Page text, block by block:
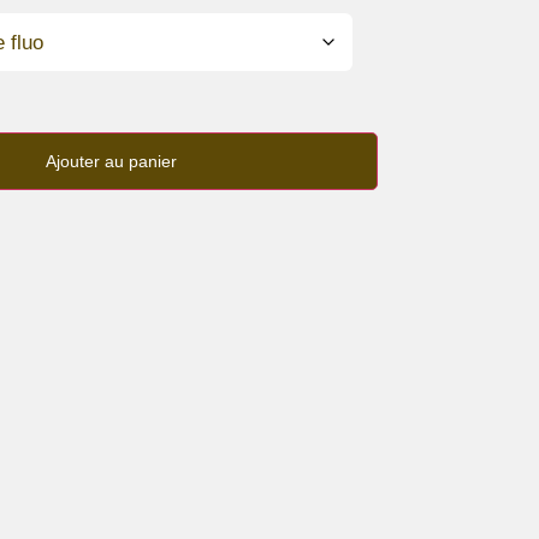
Ajouter au panier